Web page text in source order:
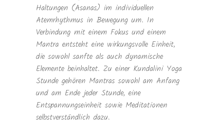
Haltungen (Asanas) im individuellen
Atemrhythmus in Bewegung um. In
Verbindung mit einem Fokus und einem
Mantra entsteht eine wirkungsvolle Einheit,
die sowohl sanfte als auch dynamische
Elemente beinhaltet. Zu einer Kundalini Yoga
Stunde gehören Mantras sowohl am Anfang
und am Ende jeder Stunde, eine
Entspannungseinheit sowie Meditationen
selbstverständlich dazu.